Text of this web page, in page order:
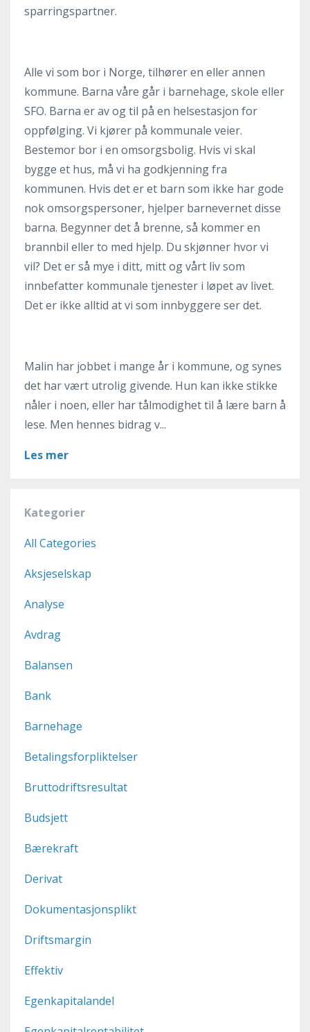
sparringspartner.
Alle vi som bor i Norge, tilhører en eller annen
kommune. Barna våre går i barnehage, skole eller
SFO. Barna er av og til på en helsestasjon for
oppfølging. Vi kjører på kommunale veier.
Bestemor bor i en omsorgsbolig. Hvis vi skal
bygge et hus, må vi ha godkjenning fra
kommunen. Hvis det er et barn som ikke har gode
nok omsorgspersoner, hjelper barnevernet disse
barna. Begynner det å brenne, så kommer en
brannbil eller to med hjelp. Du skjønner hvor vi
vil? Det er så mye i ditt, mitt og vårt liv som
innbefatter kommunale tjenester i løpet av livet.
Det er ikke alltid at vi som innbyggere ser det.
Malin har jobbet i mange år i kommune, og synes
det har vært utrolig givende. Hun kan ikke stikke
nåler i noen, eller har tålmodighet til å lære barn å
lese. Men hennes bidrag v...
Les mer
Kategorier
All Categories
Aksjeselskap
Analyse
Avdrag
Balansen
Bank
Barnehage
Betalingsforpliktelser
Bruttodriftsresultat
Budsjett
Bærekraft
Derivat
Dokumentasjonsplikt
Driftsmargin
Effektiv
Egenkapitalandel